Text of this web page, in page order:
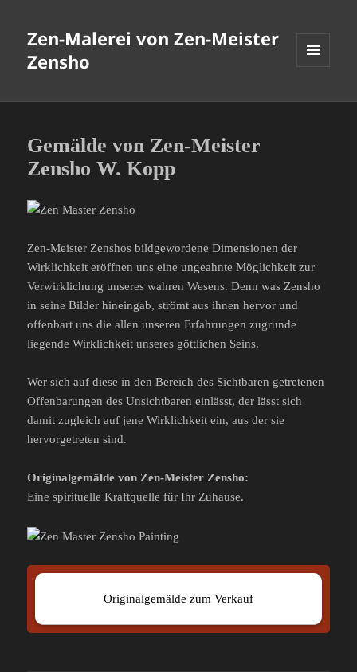
Zen-Malerei von Zen-Meister
Zensho
WIDGETS
Gemälde von Zen-Meister
Zensho W. Kopp
Zen-Meister Zenshos bildgewordene Dimensionen der
Wirklichkeit eröffnen uns eine ungeahnte Möglichkeit zur
Verwirklichung unseres wahren Wesens. Denn was Zensho
in seine Bilder hineingab, strömt aus ihnen hervor und
offenbart uns die allen unseren Erfahrungen zugrunde
liegende Wirklichkeit unseres göttlichen Seins.
Wer sich auf diese in den Bereich des Sichtbaren getretenen
Offenbarungen des Unsichtbaren einlässt, der lässt sich
damit zugleich auf jene Wirklichkeit ein, aus der sie
hervorgetreten sind.
Originalgemälde von Zen-Meister Zensho:
Eine spirituelle Kraftquelle für Ihr Zuhause.
Originalgemälde zum Verkauf